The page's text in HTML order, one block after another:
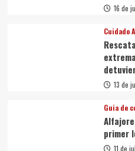
16 de
Cuidado
13 de
Guia de
primer
11 de